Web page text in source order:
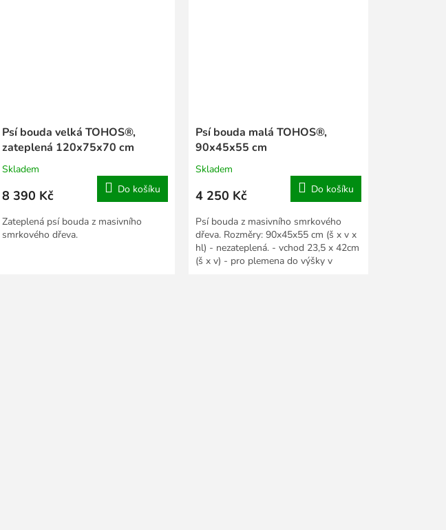
Psí bouda velká TOHOS®,
zateplená 120x75x70 cm
Skladem
8 390 Kč Do košíku
Zateplená psí bouda z masivního
smrkového dřeva.
Psí bouda malá TOHOS®,
90x45x55 cm
Skladem
4 250 Kč Do košíku
Psí bouda z masivního smrkového
dřeva. Rozměry: 90x45x55 cm (š x v x
hl) - nezateplená. - vchod 23,5 x 42cm
(š x v) - pro plemena do výšky v